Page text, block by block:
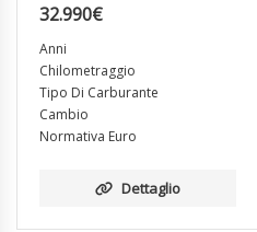
32.990€
Anni
Chilometraggio
Tipo Di Carburante
Cambio
Normativa Euro
Dettaglio